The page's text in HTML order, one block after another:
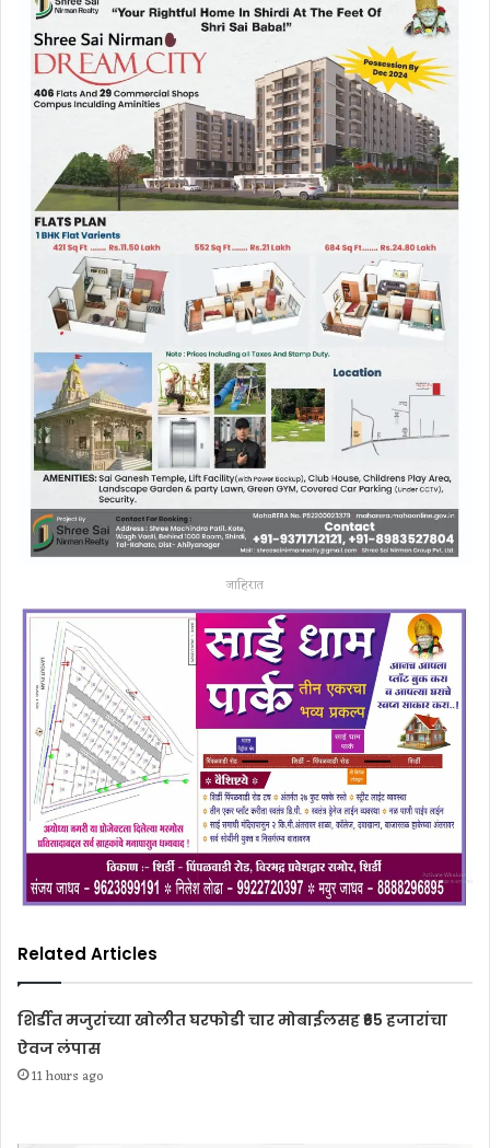
जाहिरात
Related Articles
शिर्डीत मजुरांच्या खोलीत घरफोडी चार मोबाईलसह ₹65 हजारांचा
ऐवज लंपास
11 hours ago